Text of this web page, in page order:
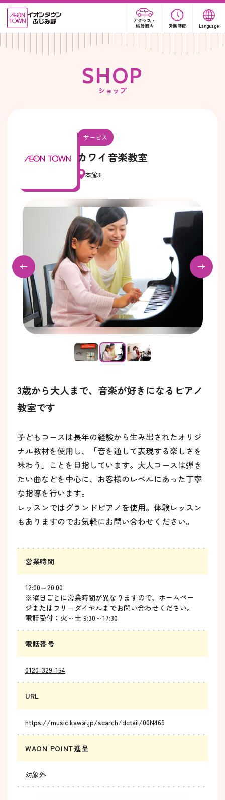
アクセス・
施設案内
営業時間 Language
SHOP
ショップ
サービス
カワイ音楽教室
本館3F
3歳から大人まで、音楽が好きになるピアノ
教室です
子どもコースは長年の経験から生み出されたオリジ
ナル教材を使用し、「音を通して表現する楽しさを
味わう」ことを目指しています。大人コースは弾き
たい曲などを中心に、お客様のレベルにあった丁寧
な指導を行います。
レッスンではグランドピアノを使用。体験レッスン
もありますのでお気軽にお問い合わせください。
営業時間
12:00～20:00
※曜日ごとに営業時間が異なりますので、ホームペー
ジまたはフリーダイヤルまでお問い合わせください。
電話受付：火～土 9:30～17:30
電話番号
0120-329-154
URL
https://music.kawai.jp/search/detail/00N469
WAON POINT進呈
対象外